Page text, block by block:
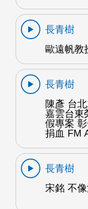
長青樹
歐遠帆教
長青樹
陳彥 台
嘉雲台東
假專案
捐血 FM
長青樹
宋銘 不